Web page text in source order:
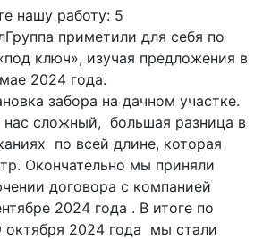
нашу работу: 5
приметили для себя по
ключ», изучая предложения в
2024 года.
забора на дачном участке.
нас сложный, большая разница в
по всей длине, которая
Окончательно мы приняли
договора с компанией
2024 года . В итоге по
2024 года мы стали